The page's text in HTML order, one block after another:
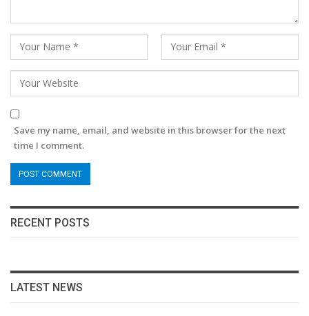
Save my name, email, and website in this browser for the next
time I comment.
RECENT POSTS
LATEST NEWS